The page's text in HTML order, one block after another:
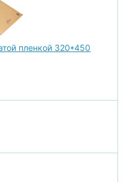
пленкой 320*450